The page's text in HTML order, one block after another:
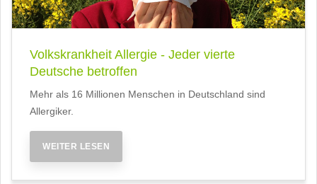
Volkskrankheit Allergie - Jeder vierte
Deutsche betroffen
Mehr als 16 Millionen Menschen in Deutschland sind
Allergiker.
WEITER LESEN